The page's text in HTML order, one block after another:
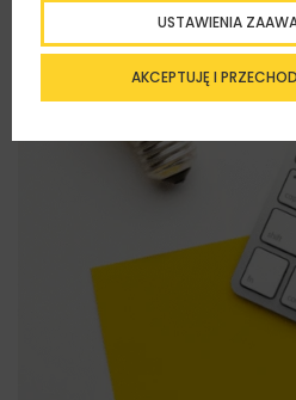
AKCEPTUJĘ I
USTAWIENIA